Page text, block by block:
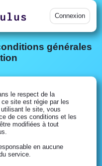
Connexion
générales
le respect de la
site est régie par les
le site, vous
de ces conditions et les
modifiées à tout
en aucune
service.